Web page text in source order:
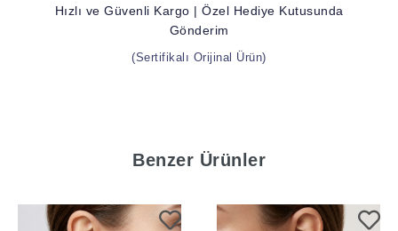
Hızlı ve Güvenli Kargo | Özel Hediye Kutusunda
Gönderim
(Sertifikalı Orijinal Ürün)
Benzer Ürünler